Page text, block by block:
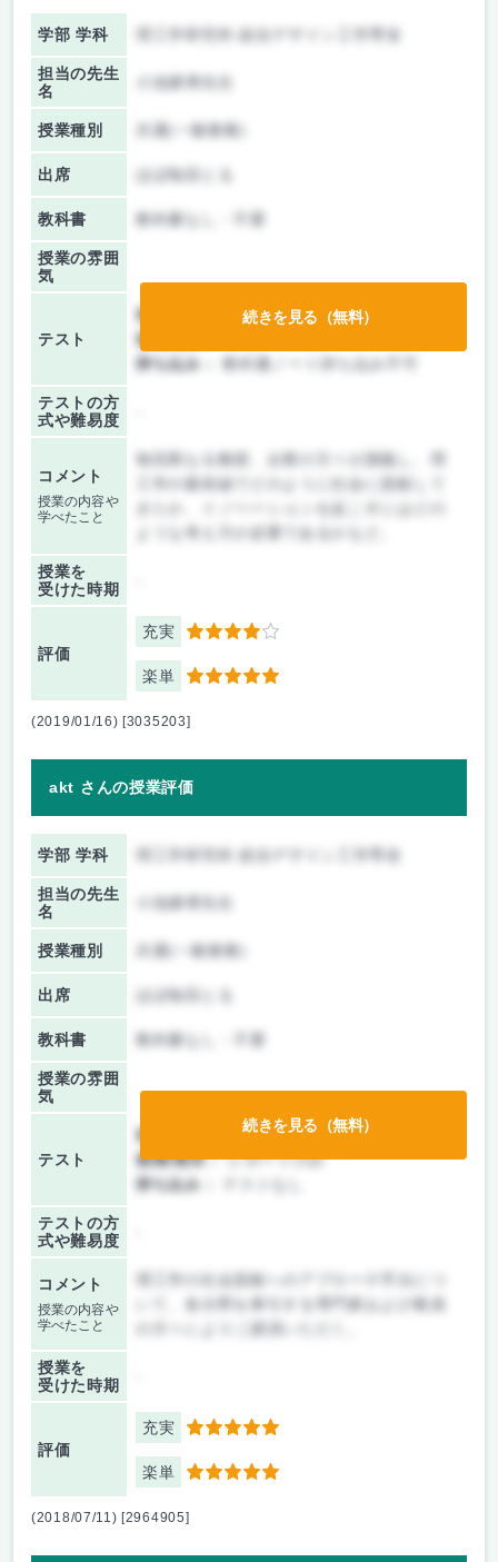
学部 学科
担当の先生
名
小池康博先生
授業種別 共通(一般教養)
出席 ほぼ毎回とる
教科書 教科書なし・不要
授業の雰囲
気
テスト
前期/中間：
テスト・レポート両方なし
後期/期末：
持ち込み：
教科書ノート持ち込み不可
テストの方
式や難易度
コメント
授業の内容や
学べたこと
毎回異なる教授、企業の方々が講義し、理
工学の最前線でどのように社会に貢献して
ような考え方が必要であるかなど。
授業を
受けた時期
評価
充実 4
楽単 5
続きを見る（無料）
(2019/01/16) [3035203]
akt さんの授業評価
学部 学科
担当の先生
名
小池康博先生
授業種別 共通(一般教養)
出席 ほぼ毎回とる
教科書 教科書なし・不要
授業の雰囲
気
テスト
前期/中間：
レポートのみ
後期/期末：レポートのみ
持ち込み：
テストの方
式や難易度
コメント
授業の内容や
学べたこと
理工学の社会貢献へのアプローチ手法につ
授業を
受けた時期
評価
充実 5
楽単 5
続きを見る（無料）
(2018/07/11) [2964905]